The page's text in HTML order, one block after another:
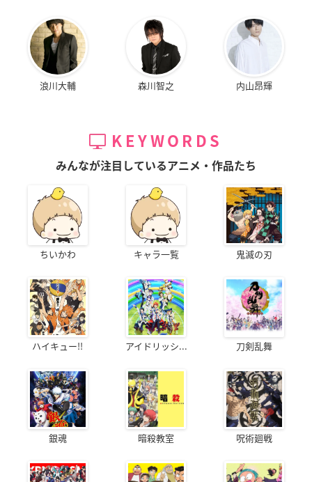
浪川大輔 森川智之 内山昂輝
KEYWORDS
みんなが注目しているアニメ・作品たち
ちいかわ キャラ一覧 鬼滅の刃
ハイキュー!! アイドリッシ... 刀剣乱舞
銀魂 暗殺教室 呪術廻戦